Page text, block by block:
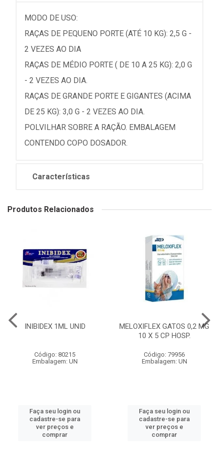
MODO DE USO:
RAÇAS DE PEQUENO PORTE (ATÉ 10 KG): 2,5 G -
2 VEZES AO DIA
RAÇAS DE MÉDIO PORTE ( DE 10 A 25 KG): 2,0 G
- 2 VEZES AO DIA.
RAÇAS DE GRANDE PORTE E GIGANTES (ACIMA
DE 25 KG): 3,0 G - 2 VEZES AO DIA.
POLVILHAR SOBRE A RAÇÃO. EMBALAGEM
CONTENDO COPO DOSADOR.
Características
Produtos Relacionados
INIBIDEX 1ML UNID
Código: 80215
Embalagem: UN
Faça seu login ou
cadastre-se para
ver preços e
comprar
MELOXIFLEX GATOS 0,2 MG
10 X 5 CP HOSP.
Código: 79956
Embalagem: UN
Faça seu login ou
cadastre-se para
ver preços e
comprar